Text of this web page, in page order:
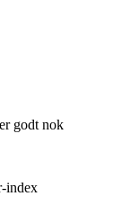
godt nok
index